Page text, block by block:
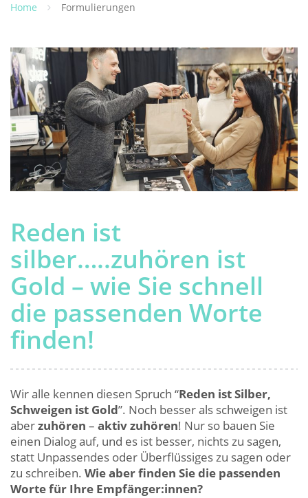
Home Formulierungen
Reden ist
silber…..zuhören ist
Gold – wie Sie schnell
die passenden Worte
finden!
Wir alle kennen diesen Spruch “Reden ist Silber,
Schweigen ist Gold”. Noch besser als schweigen ist
aberzuhören – aktiv zuhören! Nur so bauen Sie
einen Dialog auf, und es ist besser, nichts zu sagen,
statt Unpassendes oder Überflüssiges zu sagen oder
zu schreiben. Wie aber finden Sie die passenden
Worte für Ihre Empfänger:innen?